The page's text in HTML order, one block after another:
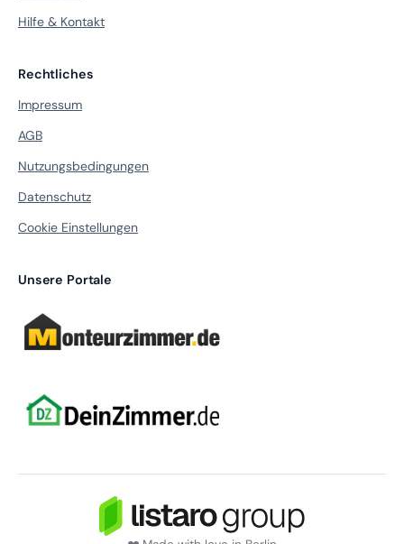
Hilfe & Kontakt
Rechtliches
Impressum
AGB
Nutzungsbedingungen
Datenschutz
Cookie Einstellungen
Unsere Portale